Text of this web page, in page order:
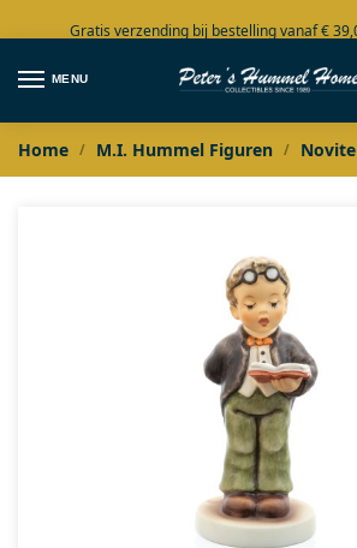
Gratis verzending bij bestelling vanaf €
Grote collectie in voorraad
MENU
Home / M.I. Hummel Figuren /